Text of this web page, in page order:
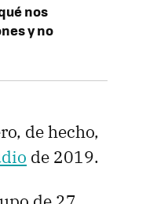
nos
y no
de hecho,
de 2019.